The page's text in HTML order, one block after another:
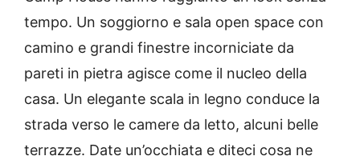
tempo. Un soggiorno e sala open space con
camino e grandi finestre incorniciate da
pareti in pietra agisce come il nucleo della
casa. Un elegante scala in legno conduce la
strada verso le camere da letto, alcuni belle
terrazze. Date un’occhiata e diteci cosa ne